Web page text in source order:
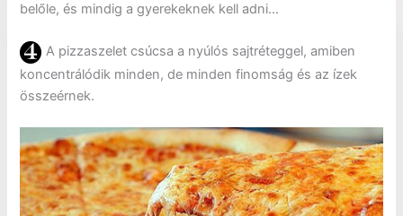
belőle, és mindig a gyerekeknek kell adni…
A pizzaszelet csúcsa a nyúlós sajtréteggel, amiben
koncentrálódik minden, de minden finomság és az ízek
összeérnek.